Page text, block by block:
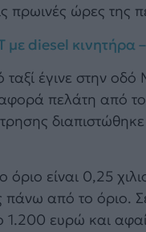
πρωινές ώρες της
με diesel
έγινε στην
πελάτη από
όριο είναι 0,25
πάνω από το όριο.
ευρώ και